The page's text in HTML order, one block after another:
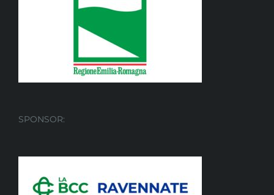
SPONSOR: